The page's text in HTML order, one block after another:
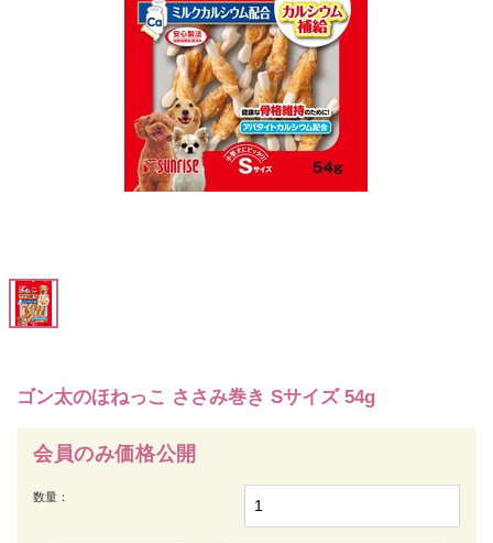
ゴン太のほねっこ ささみ巻き Sサイズ 54g
会員のみ価格公開
数量：